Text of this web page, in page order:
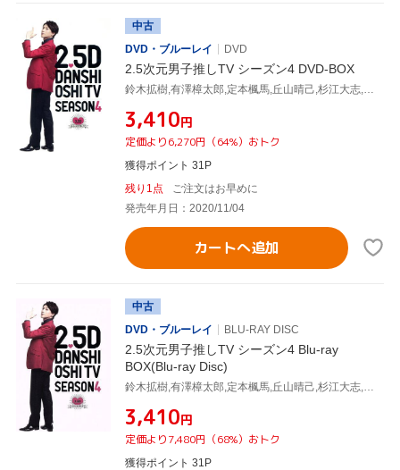
中古
DVD・ブルーレイ
DVD
2.5次元男子推しTV シーズン4 DVD-BOX
¥3,410円
定価より6,270円（64%）おトク
獲得ポイント 31P
残り1点
ご注文はお早めに
発売年月日：2020/11/04
カートへ追加
中古
DVD・ブルーレイ
BLU-RAY DISC
2.5次元男子推しTV シーズン4 Blu-ray
BOX(Blu-ray Disc)
¥3,410円
定価より7,480円（68%）おトク
獲得ポイント 31P